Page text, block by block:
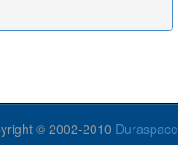
© 2002-2010 Duraspace